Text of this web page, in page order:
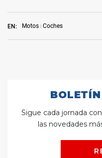
EN: Motos Coches